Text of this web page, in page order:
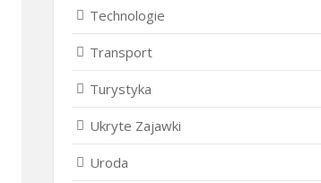
Technologie
Transport
Turystyka
Ukryte Zajawki
Uroda